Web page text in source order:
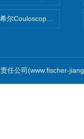
尔Couloscope CMS2电
任公司(www.fischer-